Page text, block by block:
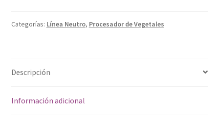
Categorías: Línea Neutro, Procesador de Vegetales
Descripción
Información adicional